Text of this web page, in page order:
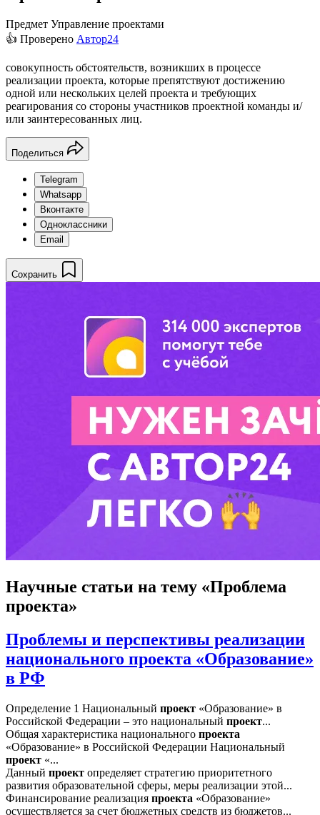
Предмет Управление проектами
👍 Проверено Автор24
совокупность обстоятельств, возникших в процессе
реализации проекта, которые препятствуют достижению
одной или нескольких целей проекта и требующих
реагирования со стороны участников проектной команды и/
или заинтересованных лиц.
Поделиться
Telegram
Whatsapp
Вконтакте
Одноклассники
Email
Сохранить
Научные статьи на тему «Проблема
проекта»
Проблемы и перспективы реализации
национального проекта «Образование»
в РФ
Определение 1 Национальный проект «Образование» в
Российской Федерации – это национальный проект...
Общая характеристика национального проекта
«Образование» в Российской Федерации Национальный
проект «...
Данный проект определяет стратегию приоритетного
развития образовательной сферы, меры реализации этой...
Финансирование реализация проекта «Образование»
осуществляется за счет бюджетных средств из бюджетов...